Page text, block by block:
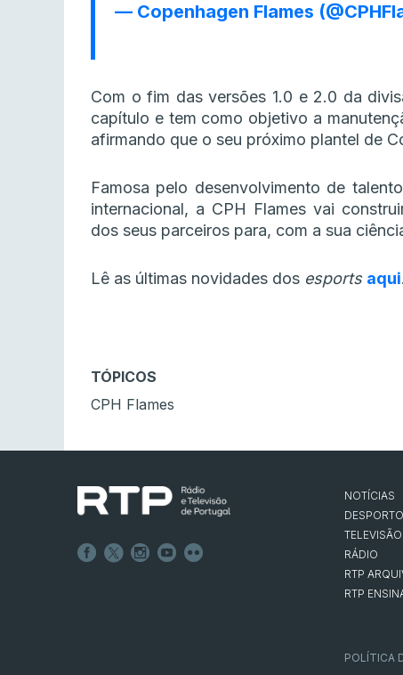
— Copenhagen Flames
Com o fim das versões 1.0 e 2.0 da
capítulo e tem como objetivo a
afirmando que o seu próximo plantel de
Famosa pelo desenvolvimento de
internacional, a CPH Flames vai
dos seus parceiros para, com a sua
Lê as últimas novidades dos esports aqui.
TÓPICOS
CPH Flames
NOTÍCIAS
DESPORTO
TELEVISÃO
RÁDIO
RTP
RTP
POLÍTICA